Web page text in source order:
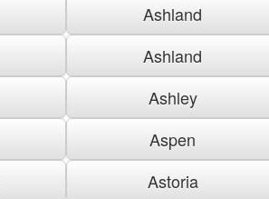
Ashland
Ashland
Ashley
Aspen
Astoria